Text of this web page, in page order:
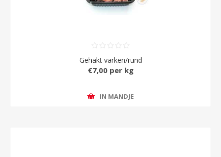
Gehakt varken/rund
€7,00 per kg
IN MANDJE